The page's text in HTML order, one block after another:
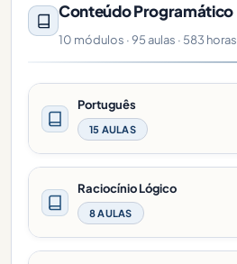
Conteúdo Programático
10 módulos · 95 aulas · 583 horas
Português
15 AULAS
Raciocínio Lógico
8 AULAS